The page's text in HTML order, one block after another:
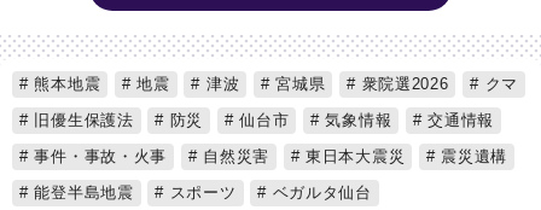
熊本地震 地震 津波 宮城県 衆院選2026
クマ
旧優生保護法
防災 仙台市 気象情報
交通情報
事件・事故・火事
自然災害 東日本大震災
震災遺構
能登半島地震
スポーツ
ベガルタ仙台